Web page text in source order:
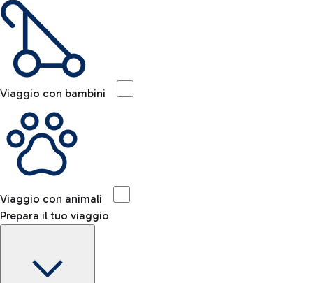
Viaggio con bambini
Viaggio con animali
Prepara il tuo viaggio